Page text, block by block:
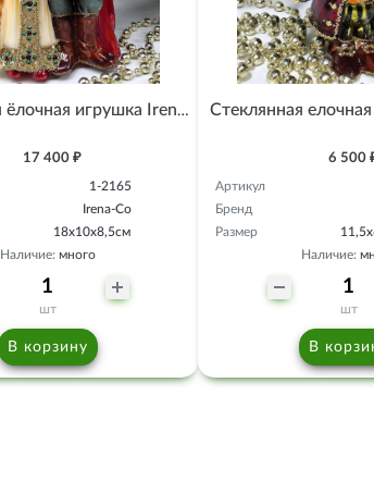
Стеклянная ёлочная игрушка Irena-Co Руслан и Людмила
17 400 ₽
1-2165
Irena-Co
18х10х8,5см
Наличие: много
шт
В корзину
6 500
Артикул
Бренд
Размер
Наличие:
шт
В